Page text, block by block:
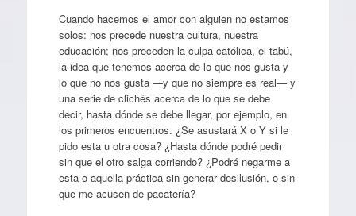
Cuando hacemos el amor con alguien no estamos
solos: nos precede nuestra cultura, nuestra
educación; nos preceden la culpa católica, el tabú,
la idea que tenemos acerca de lo que nos gusta y
lo que no nos gusta —y que no siempre es real— y
una serie de clichés acerca de lo que se debe
decir, hasta dónde se debe llegar, por ejemplo, en
los primeros encuentros. ¿Se asustará X o Y si le
pido esta u otra cosa? ¿Hasta dónde podré pedir
sin que el otro salga corriendo? ¿Podré negarme a
esta o aquella práctica sin generar desilusión, o sin
que me acusen de pacatería?